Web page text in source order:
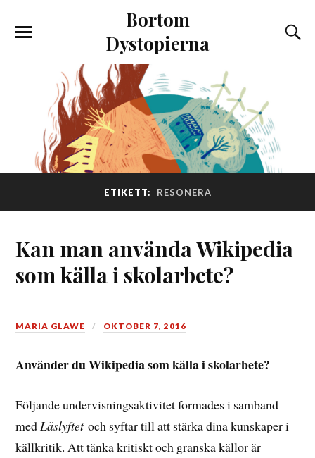
Bortom
Dystopierna
ETIKETT: RESONERA
Kan man använda Wikipedia
som källa i skolarbete?
MARIA GLAWE OKTOBER 7, 2016
Använder du Wikipedia som källa i skolarbete?
Följande undervisningsaktivitet formades i samband
medLäslyftetoch syftar till att stärka dina kunskaper i
källkritik. Att tänka kritiskt och granska källor är